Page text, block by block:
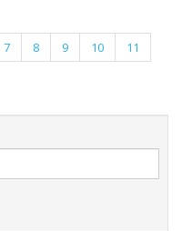
7 8 9 10
11